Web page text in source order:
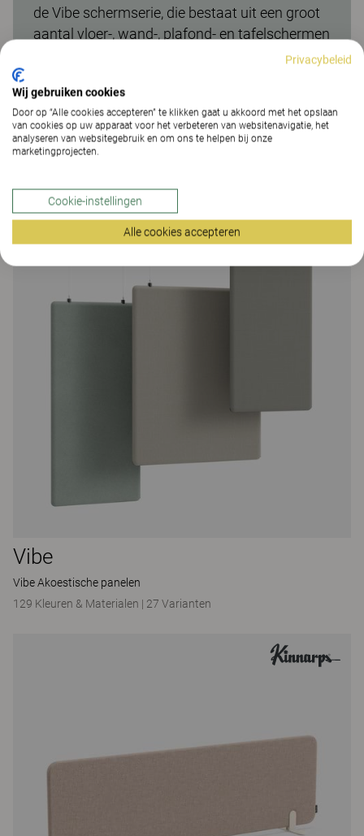
de Vibe schermserie, die bestaat uit een groot
aantal vloer-, wand-, plafond- en tafelschermen
met veel keuzemogelijkheden in afmetingen,
Meer van de familie
Vibe
Vibe Akoestische panelen
129 Kleuren & Materialen | 27 Varianten
Privacybeleid
Wij gebruiken cookies
Door op “Alle cookies accepteren” te klikken gaat u akkoord met het opslaan
van cookies op uw apparaat voor het verbeteren van websitenavigatie, het
analyseren van websitegebruik en om ons te helpen bij onze
marketingprojecten.
Cookie-instellingen
Alle cookies accepteren